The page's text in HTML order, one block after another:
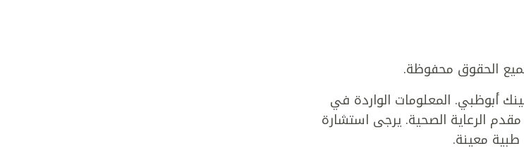
أبوظبي. المعلومات الواردة في
الرعاية الصحية. يرجى استشارة
معينة.